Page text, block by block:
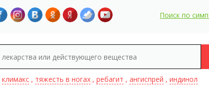
Поиск по
климакс, тяжесть в ногах, ребагит , ангиспрей , индинол